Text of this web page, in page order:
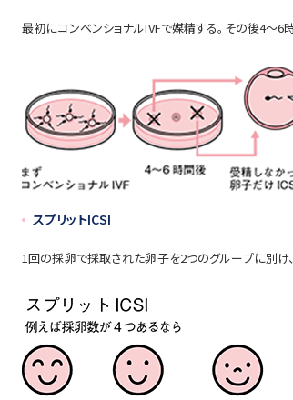
最初にコンベンショナルIVFで媒精する。その後4～
スプリットICSI
1回の採卵で採取された卵子を2つのグループに別け